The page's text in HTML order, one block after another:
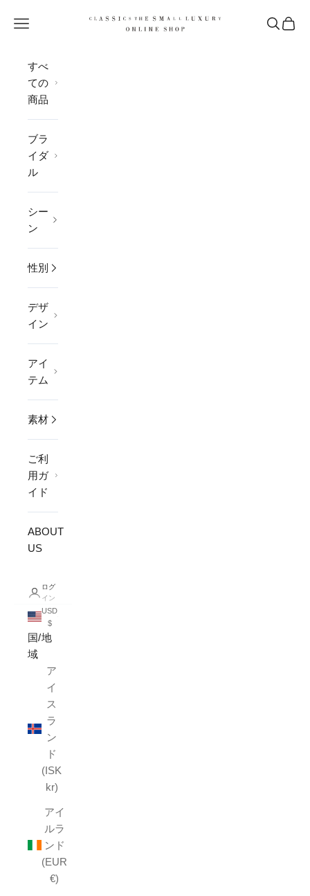
CLASSICS the Small Luxury
メニューを開く 検索を開
カー
すべ
ての
商品
ブラ
イダ
ル
シー
ン
性別
デザ
イン
アイ
テム
素材
ご利
用ガ
イド
ABOUT
US
ログ
イン
USD
$
国/地
域
ア
イ
ス
ラ
ン
ド
(ISK
kr)
アイ
ルラ
ンド
(EUR
€)